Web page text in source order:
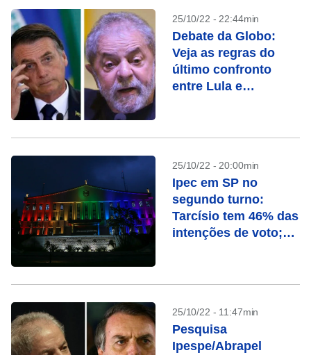
25/10/22 - 22:44min
Debate da Globo:
Veja as regras do
último confronto
entre Lula e
25/10/22 - 20:00min
Ipec em SP no
segundo turno:
Tarcísio tem 46% das
intenções de voto;
25/10/22 - 11:47min
Pesquisa
Ipespe/Abrapel